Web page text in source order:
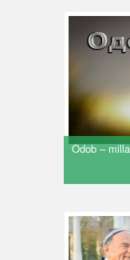
Odob –